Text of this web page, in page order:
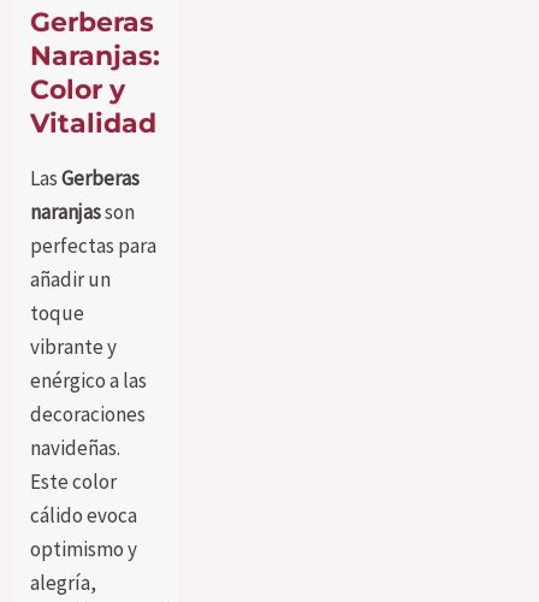
Gerberas
Naranjas:
Color y
Vitalidad
LasGerberas
naranjasson
perfectas para
añadir un
toque
vibrante y
enérgico a las
decoraciones
navideñas.
Este color
cálido evoca
optimismo y
alegría,